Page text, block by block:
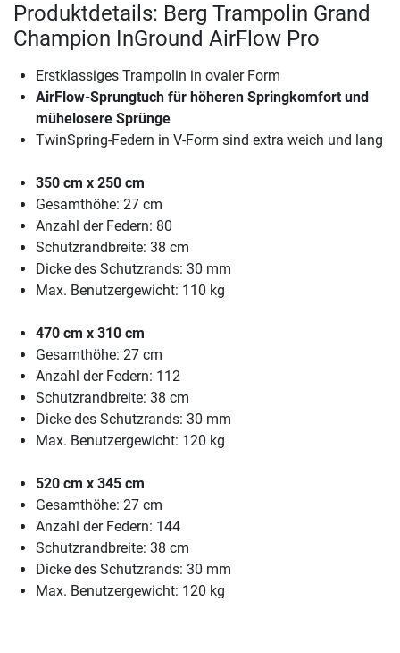
Produktdetails: Berg Trampolin Grand
Champion InGround AirFlow Pro
Erstklassiges Trampolin in ovaler Form
AirFlow-Sprungtuch für höheren Springkomfort und
mühelosere Sprünge
TwinSpring-Federn in V-Form sind extra weich und lang
350 cm x 250 cm
Gesamthöhe: 27 cm
Anzahl der Federn: 80
Schutzrandbreite: 38 cm
Dicke des Schutzrands: 30 mm
Max. Benutzergewicht: 110 kg
470 cm x 310 cm
Gesamthöhe: 27 cm
Anzahl der Federn: 112
Schutzrandbreite: 38 cm
Dicke des Schutzrands: 30 mm
Max. Benutzergewicht: 120 kg
520 cm x 345 cm
Gesamthöhe: 27 cm
Anzahl der Federn: 144
Schutzrandbreite: 38 cm
Dicke des Schutzrands: 30 mm
Max. Benutzergewicht: 120 kg